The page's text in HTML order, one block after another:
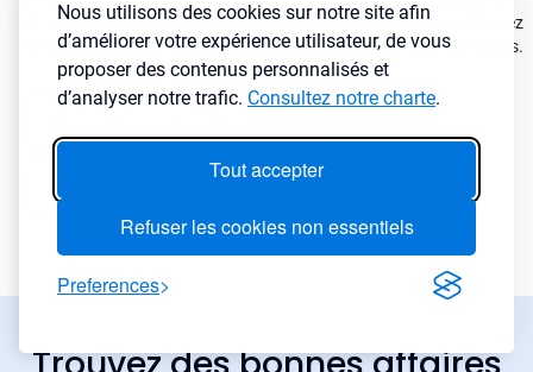
Nous utilisons des cookies sur notre site afin
d’améliorer votre expérience utilisateur, de vous
proposer des contenus personnalisés et
d’analyser notre trafic. Consultez notre charte.
Tout accepter
Refuser les cookies non essentiels
Preferences
par ville, prix, rendement, cash-flow, type de bien ou surface et laissez
notre agrégateur immobilier détecter les annonces les plus rentables.
Baisses de prix